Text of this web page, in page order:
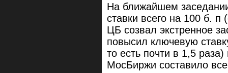
На ближайшем
ставки всего на 100 б. п
ЦБ созвал экстренное
повысил ключевую
то есть почти в 1,5
МосБиржи составило